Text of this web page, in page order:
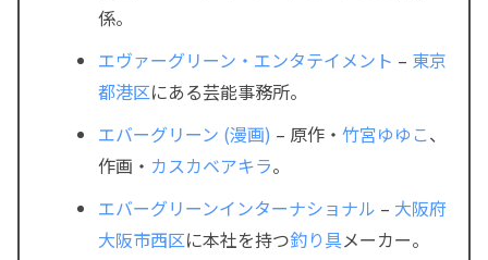
係。
エヴァーグリーン・エンタテイメント – 東京
都港区にある芸能事務所。
エバーグリーン (漫画) – 原作・ 竹宮ゆゆこ、
作画・ カスカベアキラ。
エバーグリーンインターナショナル – 大阪府
大阪市西区に本社を持つ釣り具メーカー。